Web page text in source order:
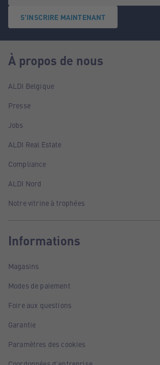
S'INSCRIRE MAINTENANT
À propos de nous
ALDI Belgique
Presse
Jobs
ALDI Real Estate
Compliance
ALDI Nord
Notre vitrine à trophées
Informations
Magasins
Modes de paiement
Foire aux questions
Garantie
Paramètres des cookies